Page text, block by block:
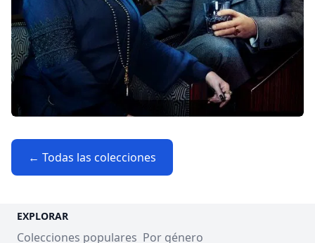
← Todas las colecciones
EXPLORAR
Colecciones populares Por género